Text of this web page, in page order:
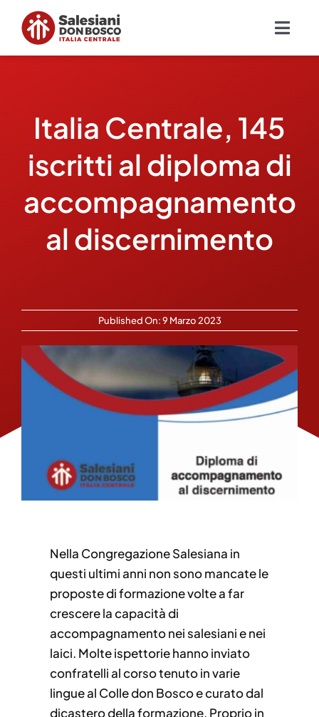
contenuto
Missione
Ambiti
Ambienti educativi e servizi
Italia Centrale, 145
iscritti al diploma di
accompagnamento
al discernimento
Published On: 9 Marzo 2023
Nella Congregazione Salesiana in
questi ultimi anni non sono mancate le
proposte di formazione volte a far
crescere la capacità di
accompagnamento nei salesiani e nei
laici. Molte ispettorie hanno inviato
confratelli al corso tenuto in varie
lingue al Colle don Bosco e curato dal
dicastero della formazione. Proprio in